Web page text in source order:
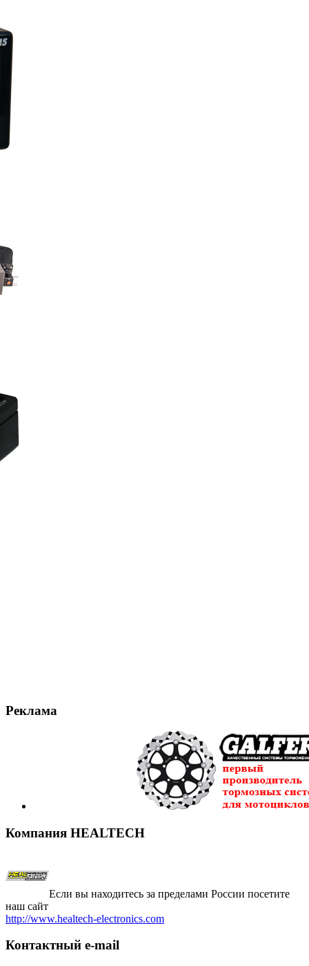
Реклама
Компания HEALTECH
Если вы находитесь за пределами России посетите
наш сайт
http://www.healtech-electronics.com
Контактный e-mail